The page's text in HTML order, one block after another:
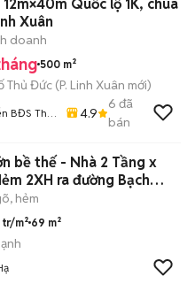
Quốc lộ 1K, chùa
Xuân
doanh
500 m²
Thủ Đức (P. Linh Xuân mới)
BĐS Thủ
4.9
6 đã
bán
bề thế - Nhà 2 Tầng x
2XH ra đường Bạch
hẻm
tr/m² 69 m²